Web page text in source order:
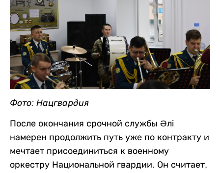
Фото: Нацгвардия
После окончания срочной службы Әлі
намерен продолжить путь уже по контракту и
мечтает присоединиться к военному
оркестру Национальной гвардии. Он считает,